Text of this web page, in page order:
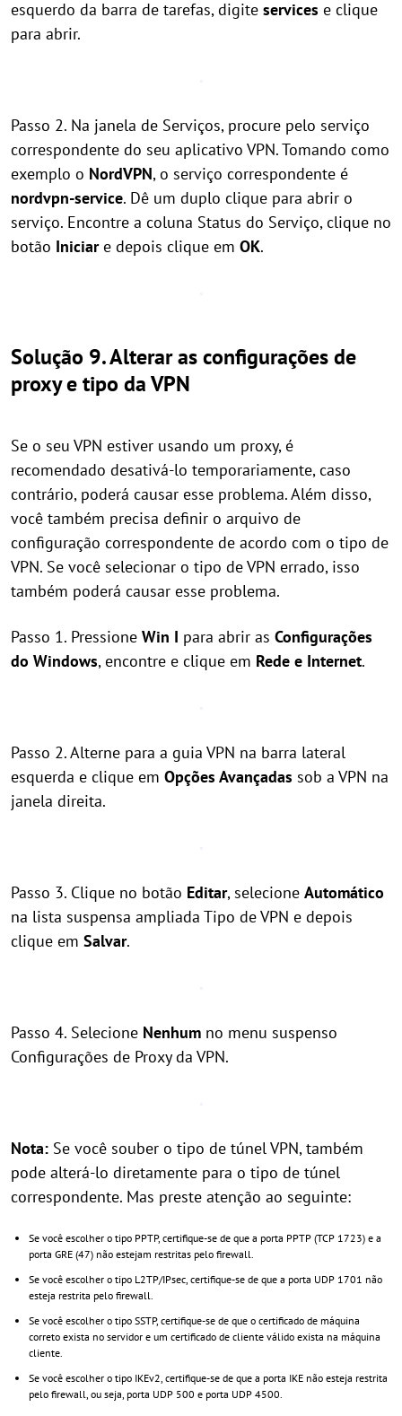
esquerdo da barra de tarefas, digite services e clique
para abrir.
Passo 2. Na janela de Serviços, procure pelo serviço
correspondente do seu aplicativo VPN. Tomando como
exemplo o NordVPN, o serviço correspondente é
nordvpn-service. Dê um duplo clique para abrir o
serviço. Encontre a coluna Status do Serviço, clique no
botão Iniciare depois clique em OK.
Solução 9. Alterar as configurações de
proxy e tipo da VPN
Se o seu VPN estiver usando um proxy, é
recomendado desativá-lo temporariamente, caso
contrário, poderá causar esse problema. Além disso,
você também precisa definir o arquivo de
configuração correspondente de acordo com o tipo de
VPN. Se você selecionar o tipo de VPN errado, isso
também poderá causar esse problema.
Passo 1. Pressione Win I para abrir as Configurações
do Windows, encontre e clique em Rede e Internet.
Passo 2. Alterne para a guia VPN na barra lateral
esquerda e clique em Opções Avançadas sob a VPN na
janela direita.
Passo 3. Clique no botão Editar, selecione Automático
na lista suspensa ampliada Tipo de VPN e depois
clique em Salvar.
Passo 4. Selecione Nenhum no menu suspenso
Configurações de Proxy da VPN.
Nota: Se você souber o tipo de túnel VPN, também
pode alterá-lo diretamente para o tipo de túnel
correspondente. Mas preste atenção ao seguinte:
Se você escolher o tipo PPTP, certifique-se de que a porta PPTP (TCP 1723) e a
porta GRE (47) não estejam restritas pelo firewall.
Se você escolher o tipo L2TP/IPsec, certifique-se de que a porta UDP 1701 não
esteja restrita pelo firewall.
Se você escolher o tipo SSTP, certifique-se de que o certificado de máquina
correto exista no servidor e um certificado de cliente válido exista na máquina
cliente.
Se você escolher o tipo IKEv2, certifique-se de que a porta IKE não esteja restrita
pelo firewall, ou seja, porta UDP 500 e porta UDP 4500.